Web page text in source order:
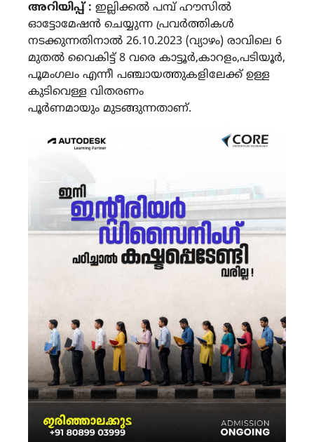
അറിയിപ്പ് : ഇല്ലിക്കൽ പമ്പ് ഹൗസിൽ
ഓട്ടോമേഷൻ ചെയ്യുന്ന പ്രവർത്തികൾ
നടക്കുന്നതിനാൽ 26.10.2023 (വ്യാഴം) രാവിലെ 6
മുതൽ വൈകിട്ട് 8 വരെ കാട്ടൂർ,കാറളം,പടിയൂർ,
പൂമംഗലം എന്നീ പഞ്ചായത്തുകളിലേക്ക് ഉള്ള
കുടിവെള്ള വിതരണം
പൂർണമായും മുടങ്ങുന്നതാണ്.